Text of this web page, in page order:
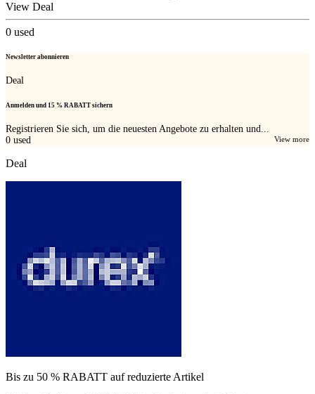
View Deal
0 used
Newsletter abonnieren
Deal
Anmelden und 15 % RABATT sichern
Registrieren Sie sich, um die neuesten Angebote zu erhalten und...
View more
0 used
Deal
Bis zu 50 % RABATT auf reduzierte Artikel